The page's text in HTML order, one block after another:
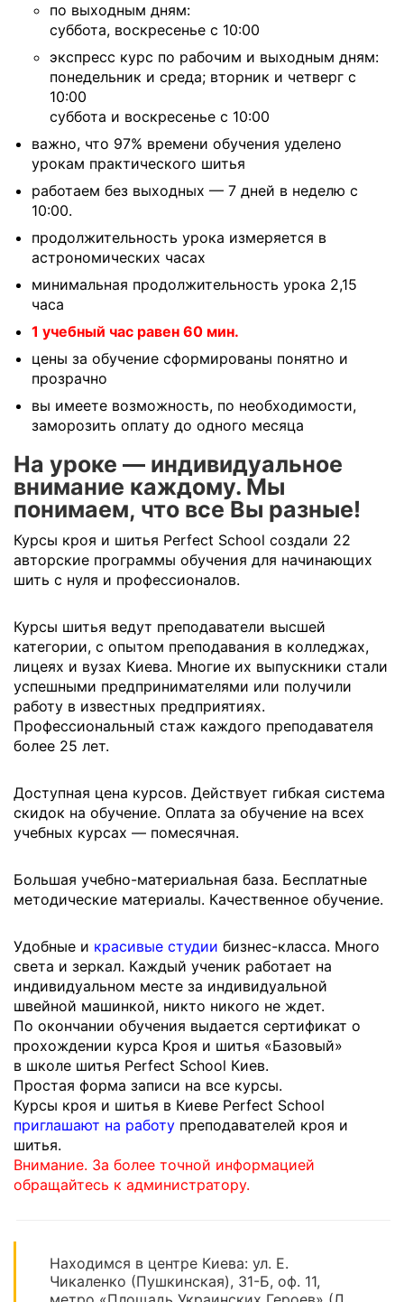
по выходным дням:
суббота, воскресенье с 10:00
экспресс курс по рабочим и выходным дням:
понедельник и среда; вторник и четверг с
10:00
суббота и воскресенье с 10:00
важно, что 97% времени обучения уделено
урокам практического шитья
работаем без выходных — 7 дней в неделю с
10:00.
продолжительность урока измеряется в
астрономических часах
минимальная продолжительность урока 2,15
часа
1 учебный час равен 60 мин.
цены за обучение сформированы понятно и
прозрачно
вы имеете возможность, по необходимости,
заморозить оплату до одного месяца
На уроке — индивидуальное
внимание каждому. Мы
понимаем, что все Вы разные!
Курсы кроя и шитья Perfect School создали 22
авторские программы обучения для начинающих
шить с нуля и профессионалов.
Курсы шитья ведут преподаватели высшей
категории, с опытом преподавания в колледжах,
лицеях и вузах Киева. Многие их выпускники стали
успешными предпринимателями или получили
работу в известных предприятиях.
Профессиональный стаж каждого преподавателя
более 25 лет.
Доступная цена курсов. Действует гибкая система
скидок на обучение. Оплата за обучение на всех
учебных курсах — помесячная.
Большая учебно-материальная база. Бесплатные
методические материалы. Качественное обучение.
Удобные и красивые студии бизнес-класса. Много
света и зеркал. Каждый ученик работает на
индивидуальном месте за индивидуальной
швейной машинкой, никто никого не ждет.
По окончании обучения выдается сертификат о
прохождении курса Кроя и шитья «Базовый»
в школе шитья Perfect School Киев.
Простая форма записи на все курсы.
Курсы кроя и шитья в Киеве Perfect School
приглашают на работу преподавателей кроя и
шитья.
Внимание. За более точной информацией
обращайтесь к администратору.
Находимся в центре Киева: ул. Е.
Чикаленко (Пушкинская), 31-Б, оф. 11,